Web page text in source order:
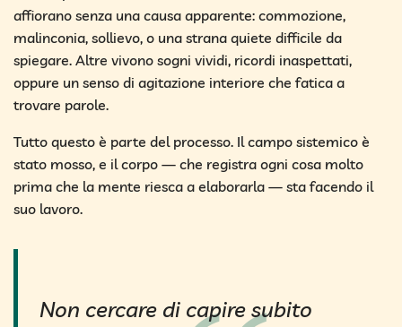
affiorano senza una causa apparente: commozione,
malinconia, sollievo, o una strana quiete difficile da
spiegare. Altre vivono sogni vividi, ricordi inaspettati,
oppure un senso di agitazione interiore che fatica a
trovare parole.
Tutto questo è parte del processo. Il campo sistemico è
stato mosso, e il corpo — che registra ogni cosa molto
prima che la mente riesca a elaborarla — sta facendo il
suo lavoro.
Non cercare di capire subito